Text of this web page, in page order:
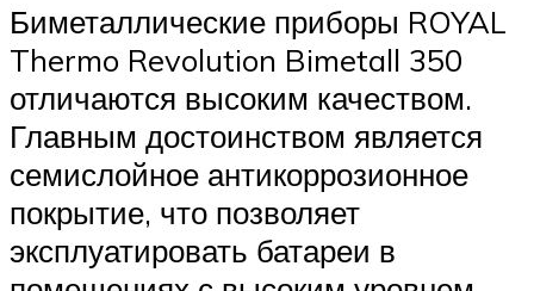
Биметаллические приборы ROYAL
Thermo Revolution Bimetall 350
отличаются высоким качеством.
Главным достоинством является
семислойное антикоррозионное
покрытие, что позволяет
эксплуатировать батареи в